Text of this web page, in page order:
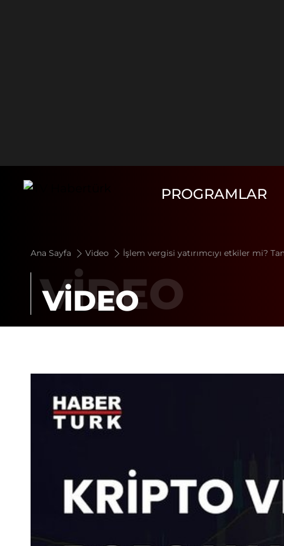
PROGRAMLAR
Ana Sayfa Video İşlem vergisi yatırımcıyı etkiler mi?
VİDEO